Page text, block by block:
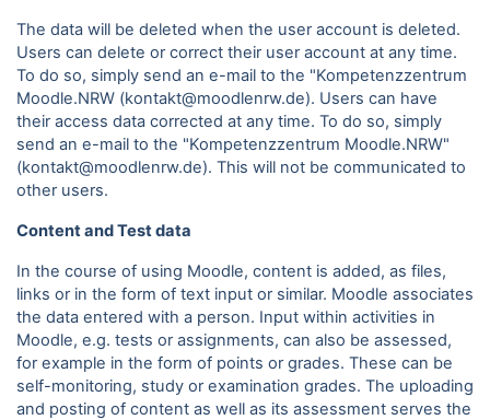
The data will be deleted when the user account is deleted.
Users can delete or correct their user account at any time.
To do so, simply send an e-mail to the "Kompetenzzentrum
Moodle.NRW (kontakt@moodlenrw.de). Users can have
their access data corrected at any time. To do so, simply
send an e-mail to the "Kompetenzzentrum Moodle.NRW"
(kontakt@moodlenrw.de). This will not be communicated to
other users.
Content and Test data
In the course of using Moodle, content is added, as files,
links or in the form of text input or similar. Moodle associates
the data entered with a person. Input within activities in
Moodle, e.g. tests or assignments, can also be assessed,
for example in the form of points or grades. These can be
self-monitoring, study or examination grades. The uploading
and posting of content as well as its assessment serves the